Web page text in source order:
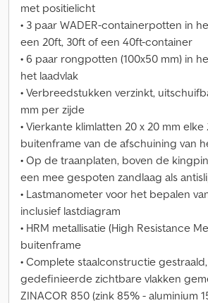
met positielicht
• 3 paar WADER-containerpotten in
een 20ft, 30ft of een 40ft-container
• 6 paar rongpotten (100x50 mm) in
het laadvlak
• Verbreedstukken verzinkt,
mm per zijde
• Vierkante klimlatten 20 x 20 mm
buitenframe van de afschuining van
• Op de traanplaten, boven de
een mee gespoten zandlaag als
• Lastmanometer voor het bepalen
inclusief lastdiagram
• HRM metallisatie (High Resistance
buitenframe
• Complete staalconstructie
gedefinieerde zichtbare vlakken
ZINACOR 850 (zink 85% - aluminium